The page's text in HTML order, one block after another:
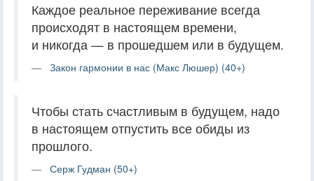
Каждое реальное переживание всегда
происходят в настоящем времени,
и никогда — в прошедшем или в будущем.
Закон гармонии в нас (Макс Люшер) (40+)
Чтобы стать счастливым в будущем, надо
в настоящем отпустить все обиды из
прошлого.
Серж Гудман (50+)